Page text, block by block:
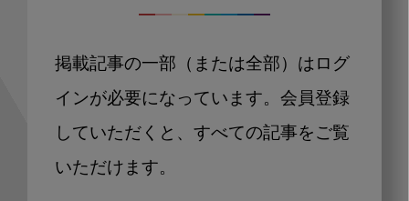
掲載記事の一部（または全部）はログ
インが必要になっています。会員登録
していただくと、すべての記事をご覧
いただけます。